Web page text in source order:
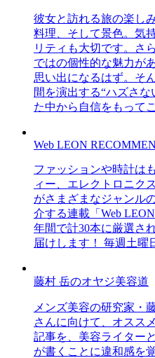
彼女と訪れる旅の楽し
料理、そして景色。気
リティも大切です。さ
ではの個性的な魅力が
思い出になるはず。そ
間を演出する“ハズさ
た中から自信をもって
Web LEON
ファッションや時計は
ィー、エレクトロニク
がさまざまなジャンル
介する連載「Web
年間で計30本に厳選さ
届けします！ 毎週土曜
藤村 岳のオヤジ美容道
メンズ美容の研究家・
さんに向けて、オスス
記事を、美容ライター
が書くことに違和感を